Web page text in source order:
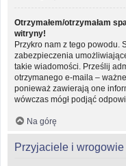
Otrzymałem/otrzymałam
witryny!
Przykro nam z tego powodu.
zabezpieczenia
takie wiadomości. Prześlij
otrzymanego e-maila –
ponieważ zawierają one
wówczas mógł podjąć
Na górę
Przyjaciele i wrogowie